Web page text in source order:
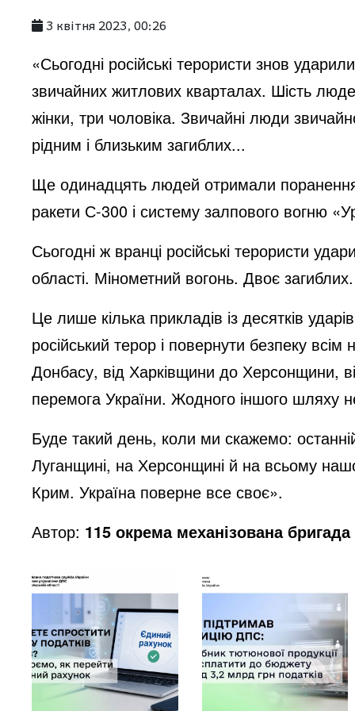
d
o
3 квітня 2023, 00:26
«Сьогодні російські терористи знов
звичайних житлових кварталах. Шість
жінки, три чоловіка. Звичайні люди
рідним і близьким загиблих...
Ще одинадцять людей отримали
ракети С-300 і систему залпового вогню
Сьогодні ж вранці російські терористи
області. Мінометний вогонь. Двоє
Це лише кілька прикладів із десятків
російський терор і повернути безпеку
Донбасу, від Харківщини до Херсонщини,
перемога України. Жодного іншого шляху
Буде такий день, коли ми скажемо:
Луганщині, на Херсонщині й на всьому
Крим. Україна поверне все своє».
Автор: 115 окрема механізована